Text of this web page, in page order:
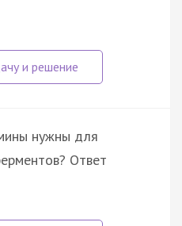
нужны для
Ответ